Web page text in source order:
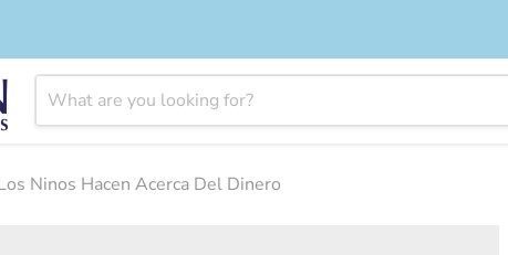
Ninos Hacen Acerca Del Dinero